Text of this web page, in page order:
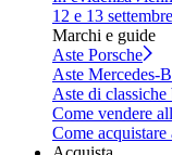
12 e 13 settembre
Marchi e guide
Aste Porsche
Aste Mercedes-
Aste di
Come vendere
Come acquistare